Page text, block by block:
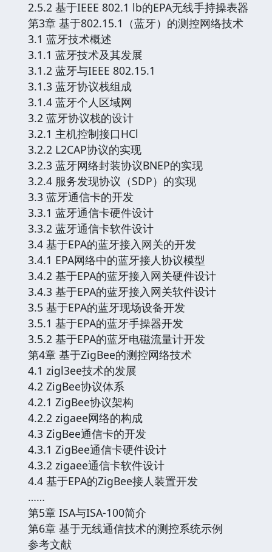
2.5.2 基于IEEE 802.1 lb的EPA无线手持操表器
第3章 基于802.15.1（蓝牙）的测控网络技术
3.1 蓝牙技术概述
3.1.1 蓝牙技术及其发展
3.1.2 蓝牙与IEEE 802.15.1
3.1.3 蓝牙协议栈组成
3.1.4 蓝牙个人区域网
3.2 蓝牙协议栈的设计
3.2.1 主机控制接口HCl
3.2.2 L2CAP协议的实现
3.2.3 蓝牙网络封装协议BNEP的实现
3.2.4 服务发现协议（SDP）的实现
3.3 蓝牙通信卡的开发
3.3.1 蓝牙通信卡硬件设计
3.3.2 蓝牙通信卡软件设计
3.4 基于EPA的蓝牙接入网关的开发
3.4.1 EPA网络中的蓝牙接人协议模型
3.4.2 基于EPA的蓝牙接入网关硬件设计
3.4.3 基于EPA的蓝牙接入网关软件设计
3.5 基于EPA的蓝牙现场设备开发
3.5.1 基于EPA的蓝牙手操器开发
3.5.2 基于EPA的蓝牙电磁流量计开发
第4章 基于ZigBee的测控网络技术
4.1 zigl3ee技术的发展
4.2 ZigBee协议体系
4.2.1 ZigBee协议架构
4.2.2 zigaee网络的构成
4.3 ZigBee通信卡的开发
4.3.1 ZigBee通信卡硬件设计
4.3.2 zigaee通信卡软件设计
4.4 基于EPA的ZigBee接人装置开发
……
第5章 ISA与ISA-100简介
第6章 基于无线通信技术的测控系统示例
参考文献